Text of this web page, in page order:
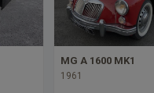
MG A 1600 MK1
1961